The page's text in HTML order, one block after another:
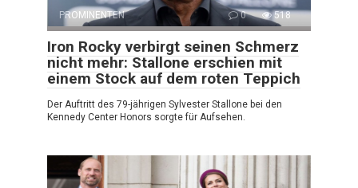
PROMINENTEN 0 518
Iron Rocky verbirgt seinen Schmerz
nicht mehr: Stallone erschien mit
einem Stock auf dem roten Teppich
Der Auftritt des 79-jährigen Sylvester Stallone bei den
Kennedy Center Honors sorgte für Aufsehen.